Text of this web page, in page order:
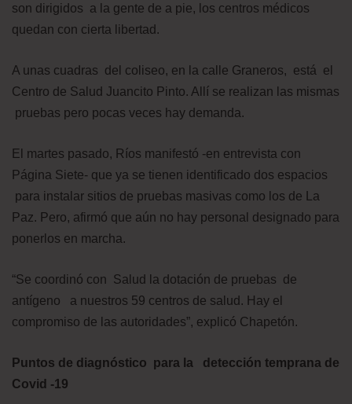
son dirigidos a la gente de a pie, los centros médicos
quedan con cierta libertad.
A unas cuadras del coliseo, en la calle Graneros, está el
Centro de Salud Juancito Pinto. Allí se realizan las mismas
pruebas pero pocas veces hay demanda.
El martes pasado, Ríos manifestó -en entrevista con
Página Siete- que ya se tienen identificado dos espacios
para instalar sitios de pruebas masivas como los de La
Paz. Pero, afirmó que aún no hay personal designado para
ponerlos en marcha.
“Se coordinó con Salud la dotación de pruebas de
antígeno a nuestros 59 centros de salud. Hay el
compromiso de las autoridades”, explicó Chapetón.
Puntos de diagnóstico para la detección temprana de
Covid -19